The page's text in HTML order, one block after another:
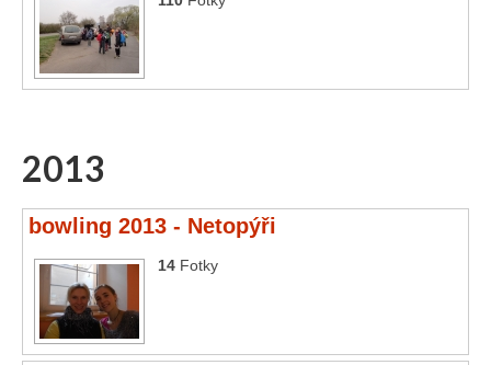
2013
bowling 2013 - Netopýři
14 Fotky